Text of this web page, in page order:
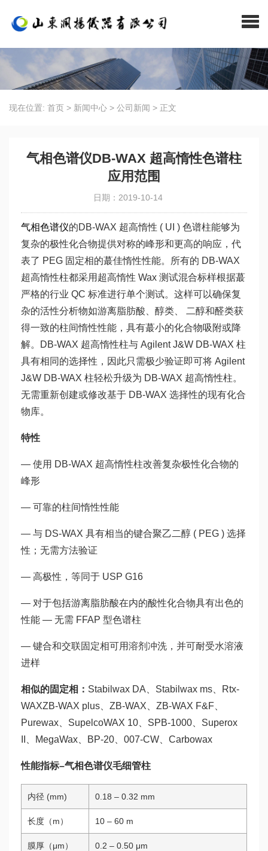
现在位置: 首页 > 新闻中心 > 公司新闻 > 正文
气相色谱仪DB-WAX 超高惰性色谱柱
应用范围
日期：2019-10-14
气相色谱仪的DB-WAX 超高惰性 ( UI ) 色谱柱能够为
复杂的极性化合物提供对称的峰形和更高的响应，代
表了 PEG 固定相的蕞佳惰性性能。所有的 DB-WAX
超高惰性柱都采用超高惰性 Wax 测试混合标样根据蕞
严格的行业 QC 标准进行单个测试。这样可以确保复
杂的活性分析物如游离脂肪酸、醇类、 二醇和醛类获
得一致的柱间惰性性能，具有蕞小的化合物吸附或降
解。DB-WAX 超高惰性柱与 Agilent J&W DB-WAX 柱
具有相同的选择性，因此只需极少验证即可将 Agilent
J&W DB-WAX 柱轻松升级为 DB-WAX 超高惰性柱。
无需重新创建或修改基于 DB-WAX 选择性的现有化合
物库。
特性
— 使用 DB-WAX 超高惰性柱改善复杂极性化合物的
峰形
— 可靠的柱间惰性性能
— 与 DS-WAX 具有相当的键合聚乙二醇 ( PEG ) 选择
性；无需方法验证
— 高极性，等同于 USP G16
— 对于包括游离脂肪酸在内的酸性化合物具有出色的
性能 — 无需 FFAP 型色谱柱
— 键合和交联固定相可用溶剂冲洗，并可耐受水溶液
进样
相似的固定相： Stabilwax DA、Stabilwax ms、Rtx-
WAXZB-WAX plus、ZB-WAX、ZB-WAX F&F、
Purewax、SupelcoWAX 10、SPB-1000、Superox
II、MegaWax、BP-20、007-CW、Carbowax
性能指标–气相色谱仪毛细管柱
内径 (mm) 0.18 – 0.32 mm
长度（m） 10 – 60 m
膜厚（μm） 0.2 – 0.50 μm